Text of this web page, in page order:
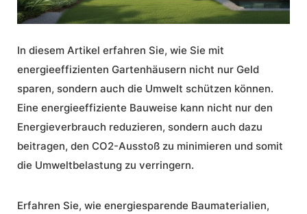
In diesem Artikel erfahren Sie, wie Sie mit
energieeffizienten Gartenhäusern nicht nur Geld
sparen, sondern auch die Umwelt schützen können.
Eine energieeffiziente Bauweise kann nicht nur den
Energieverbrauch reduzieren, sondern auch dazu
beitragen, den CO2-Ausstoß zu minimieren und somit
die Umweltbelastung zu verringern.
Erfahren Sie, wie energiesparende Baumaterialien,